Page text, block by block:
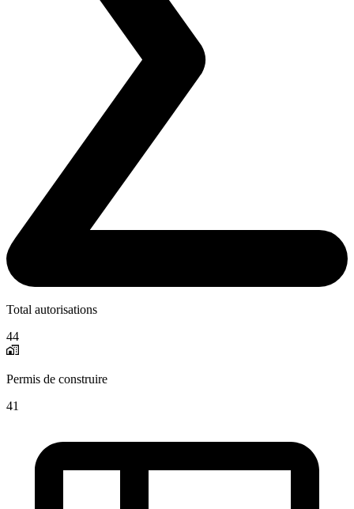
Total autorisations
44
Permis de construire
41